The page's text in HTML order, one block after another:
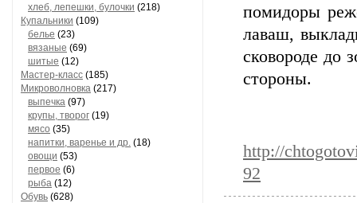
хлеб, лепешки, булочки (218)
Купальники (109)
белье (23)
вязаные (69)
шитые (12)
Мастер-класс (185)
Микроволновка (217)
выпечка (97)
крупы, творог (19)
мясо (35)
напитки, варенье и др. (18)
овощи (53)
первое (6)
рыба (12)
Обувь (628)
помидоры
лаваш,
сковороде до
стороны.
http://
92